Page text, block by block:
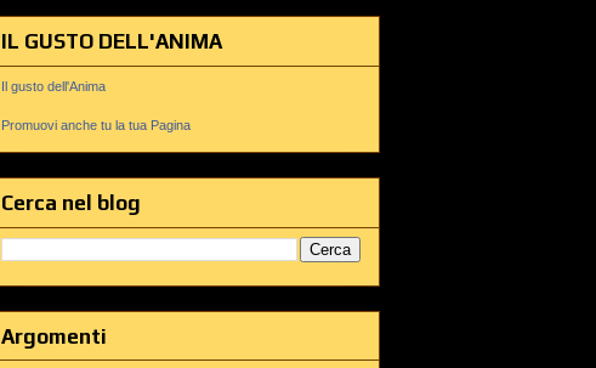
IL GUSTO DELL'ANIMA
Il gusto dell'Anima
Promuovi anche tu la tua Pagina
Cerca nel blog
Argomenti